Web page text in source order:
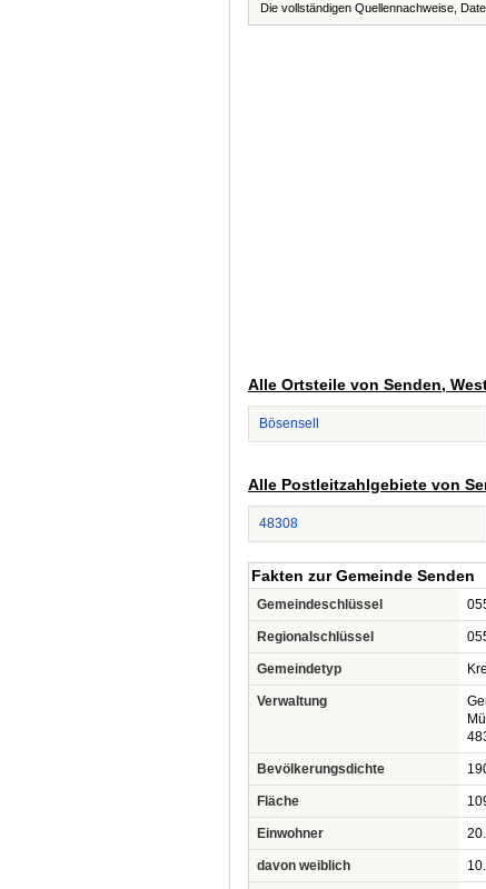
Die vollständigen Quellennachweise,
Alle Ortsteile von Senden,
Bösensell
Alle Postleitzahlgebiete von
48308
Fakten zur Gemeinde Senden
Gemeindeschlüssel
Regionalschlüssel
Gemeindetyp
Verwaltung
Bevölkerungsdichte
Fläche
Einwohner
davon weiblich